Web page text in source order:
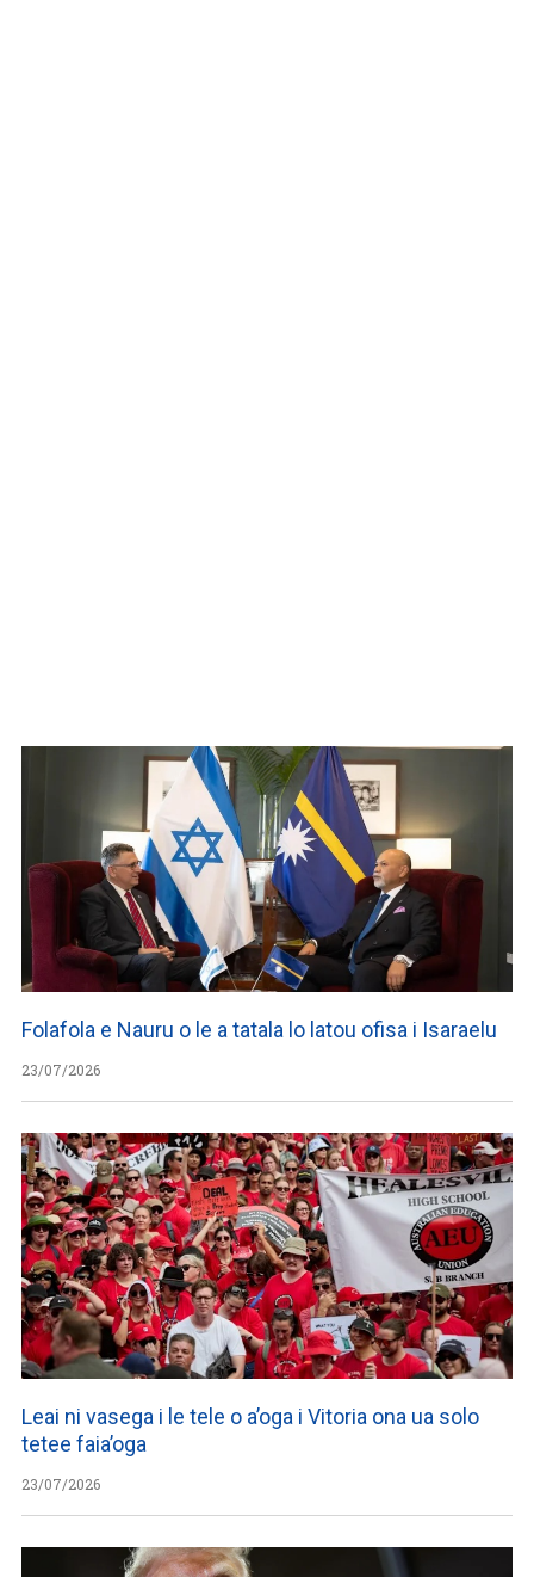
Folafola e Nauru o le a tatala lo latou ofisa i Isaraelu
23/07/2026
Leai ni vasega i le tele o a’oga i Vitoria ona ua solo
tetee faia’oga
23/07/2026